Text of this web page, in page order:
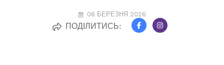
06 БЕРЕЗНЯ 2026
ПОДІЛИТИСЬ: